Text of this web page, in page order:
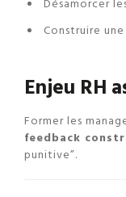
Construire une
Enjeu RH
Former les
feedback
punitive”.